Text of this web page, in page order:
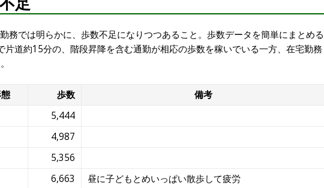
務では明らかに、歩数不足になりつつあること。歩数データを簡単にまとめる
道約15分の、階段昇降を含む通勤が相応の歩数を稼いでいる一方、在宅勤務
歩数
備考
5,444
4,987
5,356
6,663
昼に子どもとめいっぱい散歩して疲労